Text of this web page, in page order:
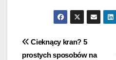
Nawigacja
Cieknący kran? 5
prostych sposobów na